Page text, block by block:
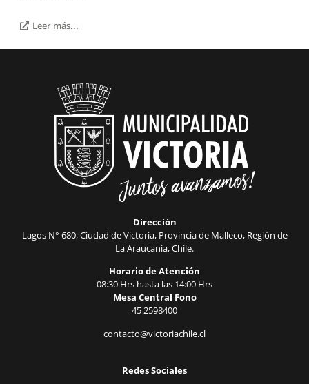
Leer más...
Dirección
Lagos N° 680, Ciudad de Victoria, Provincia de Malleco, Región de
La Araucanía, Chile.
Horario de Atención
08:30 Hrs hasta las 14:00 Hrs
Mesa Central Fono
45 2598400
contacto@victoriachile.cl
Redes Sociales